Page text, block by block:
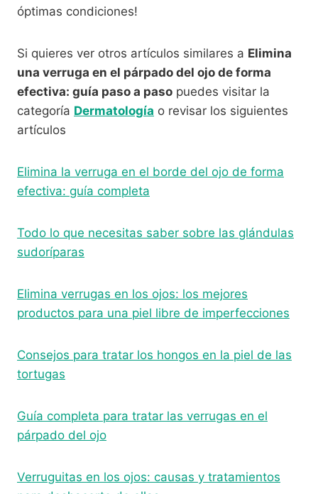
óptimas condiciones!
Si quieres ver otros artículos similares a Elimina
una verruga en el párpado del ojo de forma
efectiva: guía paso a paso puedes visitar la
categoría Dermatología o revisar los siguientes
artículos
Elimina la verruga en el borde del ojo de forma
efectiva: guía completa
Todo lo que necesitas saber sobre las glándulas
sudoríparas
Elimina verrugas en los ojos: los mejores
productos para una piel libre de imperfecciones
Consejos para tratar los hongos en la piel de las
tortugas
Guía completa para tratar las verrugas en el
párpado del ojo
Verruguitas en los ojos: causas y tratamientos